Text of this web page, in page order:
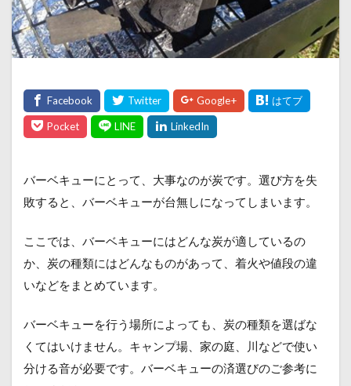
バーベキューにとって、大事なのが炭です。選び方を失
敗すると、バーベキューが台無しになってしまいます。
ここでは、バーベキューにはどんな炭が適しているの
か、炭の種類にはどんなものがあって、着火や値段の違
いなどをまとめています。
バーベキューを行う場所によっても、炭の種類を選ばな
くてはいけません。キャンプ場、家の庭、川などで使い
分ける音が必要です。バーベキューの済選びのご参考に